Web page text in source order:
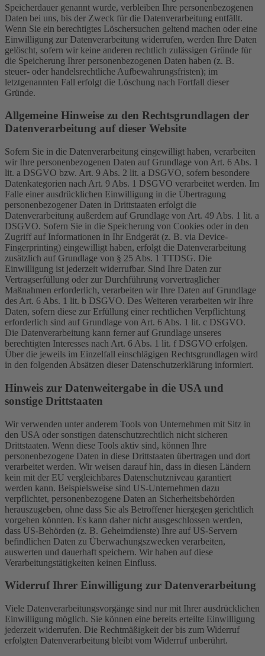
Speicherdauer genannt wurde, verbleiben Ihre personenbezogenen
Daten bei uns, bis der Zweck für die Datenverarbeitung entfällt.
Wenn Sie ein berechtigtes Löschersuchen geltend machen oder eine
Einwilligung zur Datenverarbeitung widerrufen, werden Ihre Daten
gelöscht, sofern wir keine anderen rechtlich zulässigen Gründe für
die Speicherung Ihrer personenbezogenen Daten haben (z. B.
steuer- oder handelsrechtliche Aufbewahrungsfristen); im
letztgenannten Fall erfolgt die Löschung nach Fortfall dieser
Gründe.
Allgemeine Hinweise zu den Rechtsgrundlagen der
Datenverarbeitung auf dieser Website
Sofern Sie in die Datenverarbeitung eingewilligt haben, verarbeiten
wir Ihre personenbezogenen Daten auf Grundlage von Art. 6 Abs. 1
lit. a DSGVO bzw. Art. 9 Abs. 2 lit. a DSGVO, sofern besondere
Datenkategorien nach Art. 9 Abs. 1 DSGVO verarbeitet werden. Im
Falle einer ausdrücklichen Einwilligung in die Übertragung
personenbezogener Daten in Drittstaaten erfolgt die
Datenverarbeitung außerdem auf Grundlage von Art. 49 Abs. 1 lit. a
DSGVO. Sofern Sie in die Speicherung von Cookies oder in den
Zugriff auf Informationen in Ihr Endgerät (z. B. via Device-
Fingerprinting) eingewilligt haben, erfolgt die Datenverarbeitung
zusätzlich auf Grundlage von § 25 Abs. 1 TTDSG. Die
Einwilligung ist jederzeit widerrufbar. Sind Ihre Daten zur
Vertragserfüllung oder zur Durchführung vorvertraglicher
Maßnahmen erforderlich, verarbeiten wir Ihre Daten auf Grundlage
des Art. 6 Abs. 1 lit. b DSGVO. Des Weiteren verarbeiten wir Ihre
Daten, sofern diese zur Erfüllung einer rechtlichen Verpflichtung
erforderlich sind auf Grundlage von Art. 6 Abs. 1 lit. c DSGVO.
Die Datenverarbeitung kann ferner auf Grundlage unseres
berechtigten Interesses nach Art. 6 Abs. 1 lit. f DSGVO erfolgen.
Über die jeweils im Einzelfall einschlägigen Rechtsgrundlagen wird
in den folgenden Absätzen dieser Datenschutzerklärung informiert.
Hinweis zur Datenweitergabe in die USA und
sonstige Drittstaaten
Wir verwenden unter anderem Tools von Unternehmen mit Sitz in
den USA oder sonstigen datenschutzrechtlich nicht sicheren
Drittstaaten. Wenn diese Tools aktiv sind, können Ihre
personenbezogene Daten in diese Drittstaaten übertragen und dort
verarbeitet werden. Wir weisen darauf hin, dass in diesen Ländern
kein mit der EU vergleichbares Datenschutzniveau garantiert
werden kann. Beispielsweise sind US-Unternehmen dazu
verpflichtet, personenbezogene Daten an Sicherheitsbehörden
herauszugeben, ohne dass Sie als Betroffener hiergegen gerichtlich
vorgehen könnten. Es kann daher nicht ausgeschlossen werden,
dass US-Behörden (z. B. Geheimdienste) Ihre auf US-Servern
befindlichen Daten zu Überwachungszwecken verarbeiten,
auswerten und dauerhaft speichern. Wir haben auf diese
Verarbeitungstätigkeiten keinen Einfluss.
Widerruf Ihrer Einwilligung zur Datenverarbeitung
Viele Datenverarbeitungsvorgänge sind nur mit Ihrer ausdrücklichen
Einwilligung möglich. Sie können eine bereits erteilte Einwilligung
jederzeit widerrufen. Die Rechtmäßigkeit der bis zum Widerruf
erfolgten Datenverarbeitung bleibt vom Widerruf unberührt.